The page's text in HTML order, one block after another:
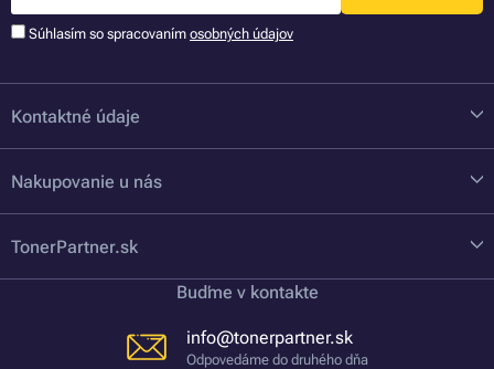
Súhlasím so spracovaním osobných údajov
Kontaktné údaje
Nakupovanie u nás
TonerPartner.sk
Buďme v kontakte
info@tonerpartner.sk
Odpovedáme do druhého dňa